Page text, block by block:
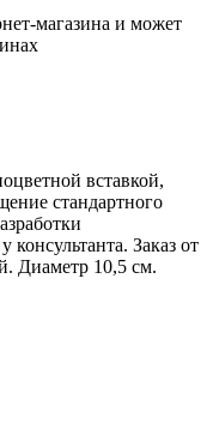
магазина и может
вставкой,
стандартного
консультанта. Заказ от
Диаметр 10,5 см.